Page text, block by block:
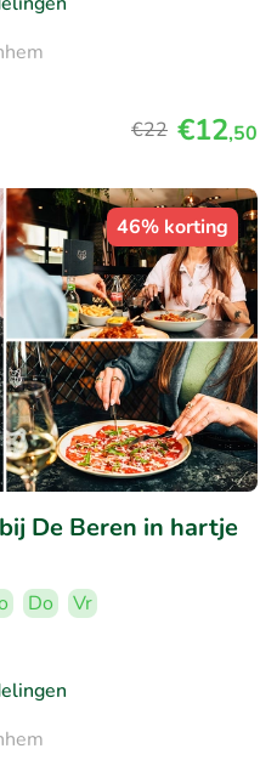
€22 €12,50
46% korting
De Beren in hartje
Do
Vr